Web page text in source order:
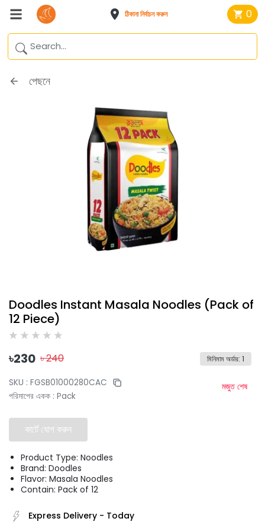
ঠিকানা নির্বাচন করুন 0
পেছনে
Doodles Instant Masala Noodles (Pack of
12 Piece)
৳230 ৳240 মিনিমাম অর্ডার: 1
SKU : FGSB01000280CAC
পরিমাপের একক : Pack
মজুত শেষ
কার্টে যোগ করুন
Product Type: Noodles
Brand: Doodles
Flavor: Masala Noodles
Contain: Pack of 12
Express Delivery - Today